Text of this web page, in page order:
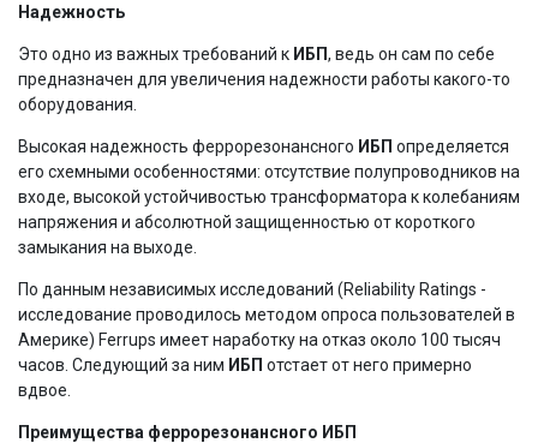
Надежность
Это одно из важных требований к ИБП, ведь он сам по себе
предназначен для увеличения надежности работы какого-то
оборудования.
Высокая надежность феррорезонансного ИБП определяется
его схемными особенностями: отсутствие полупроводников на
входе, высокой устойчивостью трансформатора к колебаниям
напряжения и абсолютной защищенностью от короткого
замыкания на выходе.
По данным независимых исследований (Reliability Ratings -
исследование проводилось методом опроса пользователей в
Америке) Ferrups имеет наработку на отказ около 100 тысяч
часов. Следующий за ним ИБП отстает от него примерно
вдвое.
Преимущества феррорезонансного ИБП